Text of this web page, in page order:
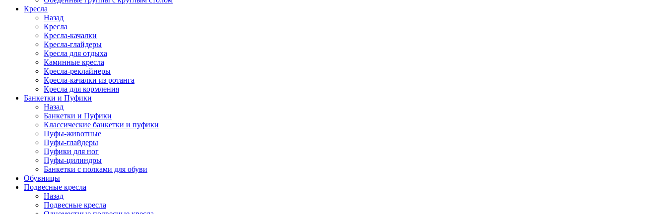
Кресла
Назад
Кресла
Кресла-качалки
Кресла-глайдеры
Кресла для отдыха
Каминные кресла
Кресла-реклайнеры
Кресла-качалки из ротанга
Кресла для кормления
Банкетки и Пуфики
Назад
Банкетки и Пуфики
Классические банкетки и пуфики
Пуфы-животные
Пуфы-глайдеры
Пуфики для ног
Пуфы-цилиндры
Банкетки с полками для обуви
Обувницы
Подвесные кресла
Назад
Подвесные кресла